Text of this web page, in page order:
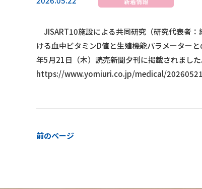
JISART10施設による共同研究（研究代表者
ける血中ビタミンD値と生殖機能パラメーター
年5月21日（木）読売新聞夕刊に掲載されました
https://www.yomiuri.co.jp/medical/
前のページ